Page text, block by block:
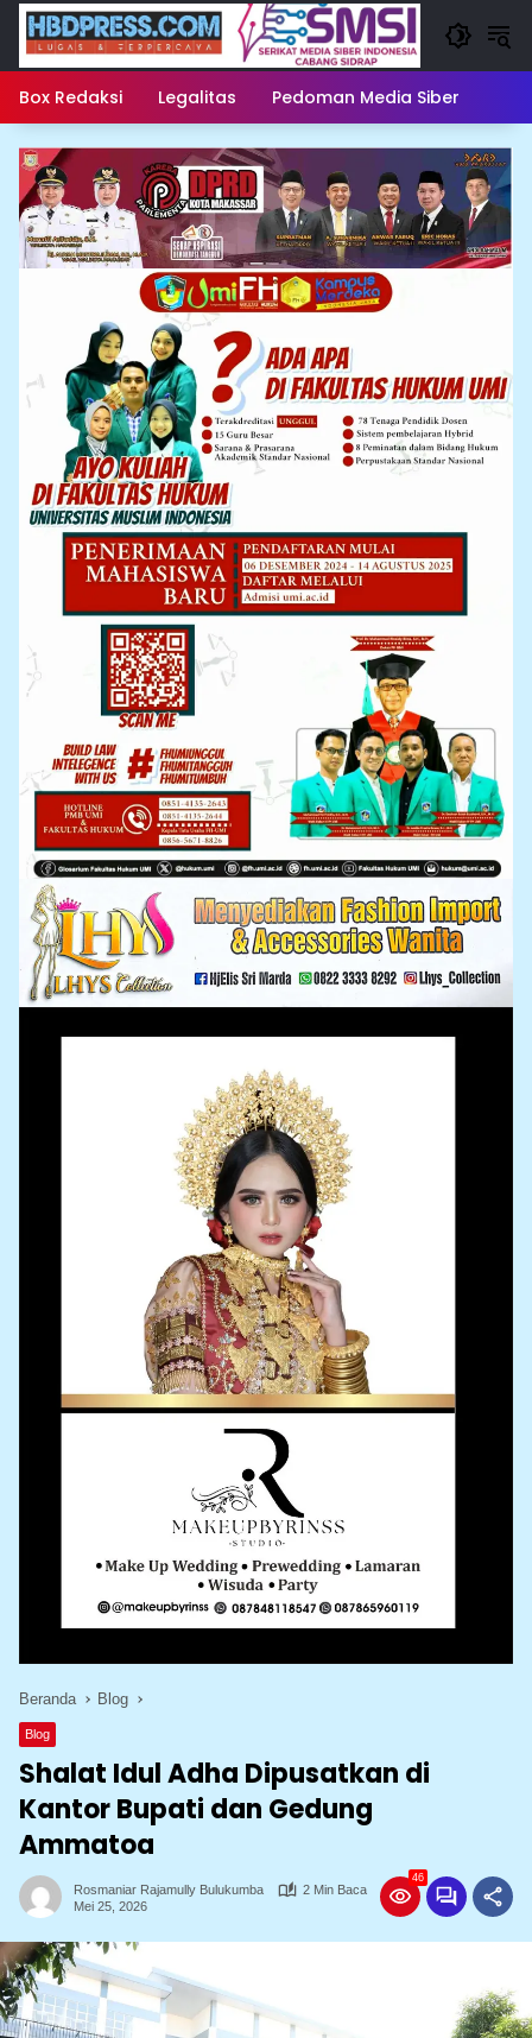
Langsung
konten
Box Redaksi Legalitas Pedoman Media Siber
Beranda Blog
Blog
Shalat Idul Adha Dipusatkan di
Kantor Bupati dan Gedung
Ammatoa
Rosmaniar Rajamully Bulukumba
2 Min Baca
Mei 25, 2026
46